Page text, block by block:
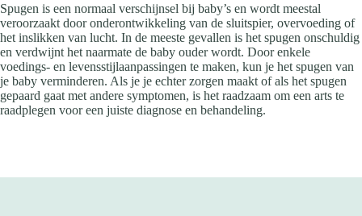
Spugen is een normaal verschijnsel bij baby’s en wordt meestal
veroorzaakt door onderontwikkeling van de sluitspier, overvoeding of
het inslikken van lucht. In de meeste gevallen is het spugen onschuldig
en verdwijnt het naarmate de baby ouder wordt. Door enkele
voedings- en levensstijlaanpassingen te maken, kun je het spugen van
je baby verminderen. Als je je echter zorgen maakt of als het spugen
gepaard gaat met andere symptomen, is het raadzaam om een arts te
raadplegen voor een juiste diagnose en behandeling.